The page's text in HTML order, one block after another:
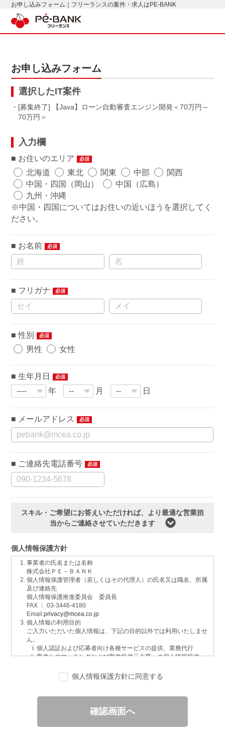
お申し込みフォーム｜フリーランスの案件・求人はPE-BANK
お申し込みフォーム
選択したIT案件
・[募集終了] 【Java】ローン自動審査エンジン開発
70万円～
70万円
入力欄
お住いのエリア 必須
北海道 東北 関東 中部
関西
中国・四国（岡山）
中国（広島）
九州・沖縄
※中国・四国についてはお住いの近いほうを選択してく
ださい。
お名前 必須
フリガナ 必須
性別 必須
男性 女性
生年月日 必須
年 月 日
メールアドレス 必須
ご連絡先電話番号 必須
スキル・ご希望にお答えいただければ、より最適な営業担
当からご連絡させていただきます
個人情報保護方針
事業者の氏名または名称
株式会社ＰＥ－ＢＡＮＫ
個人情報保護管理者（若しくはその代理人）の氏名又は職名、所属
及び連絡先
個人情報保護推進委員会 委員長
FAX ： 03-3446-4180
Email:privacy@mcea.co.jp
個人情報の利用目的
ご入力いただいた個人情報は、下記の目的以外では利用いたしませ
ん。
個人認証および応募者向け各種サービスの提供、業務代行
案件とのマッチングおよび案件提供元企業への個人情報提供
サービスに関するご意見、お問い合わせへの回答
ご要望の分析、各種統計データの算出と分析
当社運営のウェブサイト訪問前にクリックされている広告の情
報（クリック日や広告掲載サイトなど）を取得のうえ、情報と
照合して広告効果を測定
個人情報の第三者提供について
個人情報保護方針に同意する
確認画面へ